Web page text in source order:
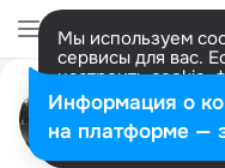
Мы используем
сервисы для вас.
настроить
представитель.
Разрешить все
Игорь
Усть-
Информация о
на платформе —